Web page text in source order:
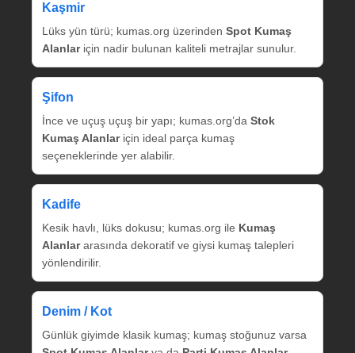
Kaşmir
Lüks yün türü; kumas.org üzerinden Spot Kumaş
Alanlariçin nadir bulunan kaliteli metrajlar sunulur.
Şifon
İnce ve uçuş uçuş bir yapı; kumas.org’da Stok
Kumaş Alanlariçin ideal parça kumaş
seçeneklerinde yer alabilir.
Kadife
Kesik havlı, lüks dokusu; kumas.org ile Kumaş
Alanlararasında dekoratif ve giysi kumaş talepleri
yönlendirilir.
Denim / Kot
Günlük giyimde klasik kumaş; kumaş stoğunuz varsa